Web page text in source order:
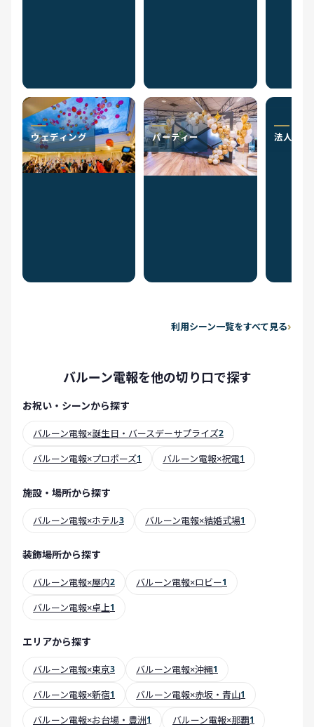
ウェディング パーティー 法人の
利用シーン一覧をすべて見る
バルーン電報を他の切り口で探す
お祝い・シーンから探す
バルーン電報×誕生日・バースデーサプライズ2
バルーン電報×プロポーズ1 バルーン電報×祝電1
施設・場所から探す
バルーン電報×ホテル3 バルーン電報×結婚式場1
装飾場所から探す
バルーン電報×屋内2 バルーン電報×ロビー1
バルーン電報×卓上1
エリアから探す
バルーン電報×東京3 バルーン電報×沖縄1
バルーン電報×新宿1 バルーン電報×赤坂・青山1
バルーン電報×お台場・豊洲1 バルーン電報×那覇1